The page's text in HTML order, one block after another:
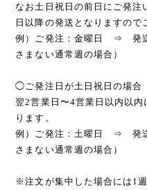
なお土日祝日の前日にご発注
日以降の発送となりますので
例）ご発注：金曜日 ⇒ 発送
さまない通常週の場合）
◯ご発注日が土日祝日の場合
翌2営業日〜4営業日以内以
ります。
例）ご発注：土曜日 ⇒ 発送
さまない通常週の場合）
※注文が集中した場合には1